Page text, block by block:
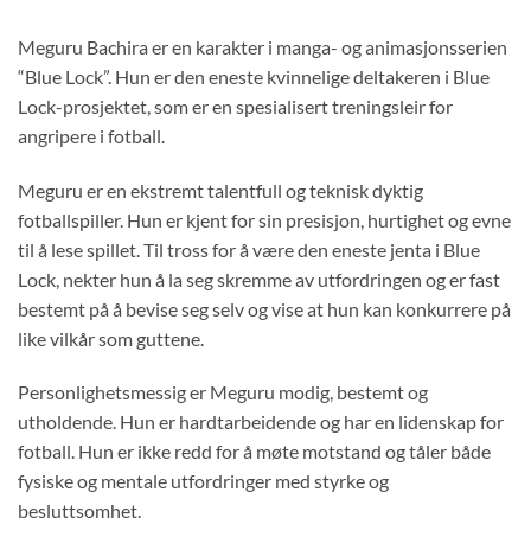
Meguru Bachira er en karakter i manga- og animasjonsserien
“Blue Lock”. Hun er den eneste kvinnelige deltakeren i Blue
Lock-prosjektet, som er en spesialisert treningsleir for
angripere i fotball.
Meguru er en ekstremt talentfull og teknisk dyktig
fotballspiller. Hun er kjent for sin presisjon, hurtighet og evne
til å lese spillet. Til tross for å være den eneste jenta i Blue
Lock, nekter hun å la seg skremme av utfordringen og er fast
bestemt på å bevise seg selv og vise at hun kan konkurrere på
like vilkår som guttene.
Personlighetsmessig er Meguru modig, bestemt og
utholdende. Hun er hardtarbeidende og har en lidenskap for
fotball. Hun er ikke redd for å møte motstand og tåler både
fysiske og mentale utfordringer med styrke og
besluttsomhet.